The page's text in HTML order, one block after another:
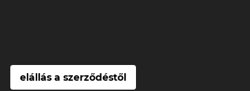
elállás a szerződéstől